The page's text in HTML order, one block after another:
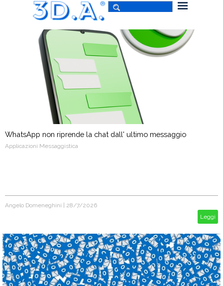
WhatsApp non riprende la chat dall' ultimo messaggio
Applicazioni Messaggistica
Angelo Domeneghini
28/7/2026
Leggi